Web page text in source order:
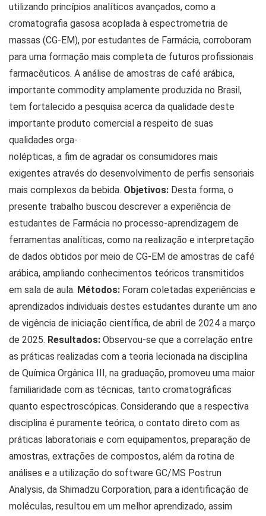
utilizando princípios analíticos avançados, como a
cromatografia gasosa acoplada à espectrometria de
massas (CG-EM), por estudantes de Farmácia, corroboram
para uma formação mais completa de futuros profissionais
farmacêuticos. A análise de amostras de café arábica,
importante commodity amplamente produzida no Brasil,
tem fortalecido a pesquisa acerca da qualidade deste
importante produto comercial a respeito de suas
qualidades orga-
nolépticas, a fim de agradar os consumidores mais
exigentes através do desenvolvimento de perfis sensoriais
mais complexos da bebida. Objetivos: Desta forma, o
presente trabalho buscou descrever a experiência de
estudantes de Farmácia no processo-aprendizagem de
ferramentas analíticas, como na realização e interpretação
de dados obtidos por meio de CG-EM de amostras de café
arábica, ampliando conhecimentos teóricos transmitidos
em sala de aula. Métodos: Foram coletadas experiências e
aprendizados individuais destes estudantes durante um ano
de vigência de iniciação científica, de abril de 2024 a março
de 2025. Resultados: Observou-se que a correlação entre
as práticas realizadas com a teoria lecionada na disciplina
de Química Orgânica III, na graduação, promoveu uma maior
familiaridade com as técnicas, tanto cromatográficas
quanto espectroscópicas. Considerando que a respectiva
disciplina é puramente teórica, o contato direto com as
práticas laboratoriais e com equipamentos, preparação de
amostras, extrações de compostos, além da rotina de
análises e a utilização do software GC/MS Postrun
Analysis, da Shimadzu Corporation, para a identificação de
moléculas, resultou em um melhor aprendizado, assim